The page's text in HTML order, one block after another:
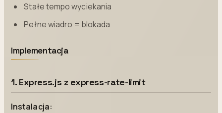
Stałe tempo wyciekania
Pełne wiadro = blokada
Implementacja
1. Express.js z express-rate-limit
Instalacja: